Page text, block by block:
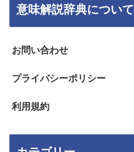
意味解説辞典について
お問い合わせ
プライバシーポリシー
利用規約